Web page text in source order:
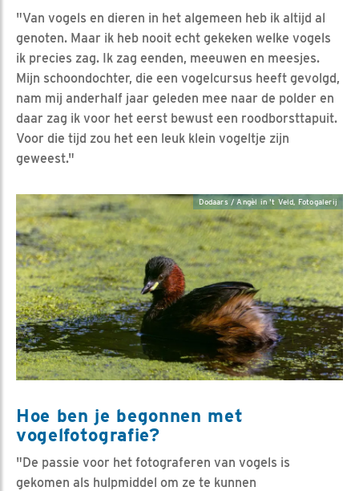
"Van vogels en dieren in het algemeen heb ik altijd al
genoten. Maar ik heb nooit echt gekeken welke vogels
ik precies zag. Ik zag eenden, meeuwen en meesjes.
Mijn schoondochter, die een vogelcursus heeft gevolgd,
nam mij anderhalf jaar geleden mee naar de polder en
daar zag ik voor het eerst bewust een roodborsttapuit.
Voor die tijd zou het een leuk klein vogeltje zijn
geweest."
Dodaars / Angèl in 't Veld, Fotogalerij
Hoe ben je begonnen met
vogelfotografie?
"De passie voor het fotograferen van vogels is
gekomen als hulpmiddel om ze te kunnen